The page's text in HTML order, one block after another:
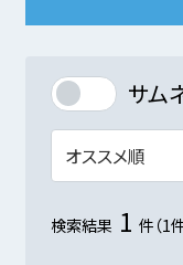
サム
検索結果 1 件（1